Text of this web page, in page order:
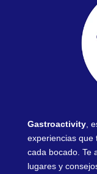
Gastroactivity,
experiencias que
cada bocado. Te
lugares y